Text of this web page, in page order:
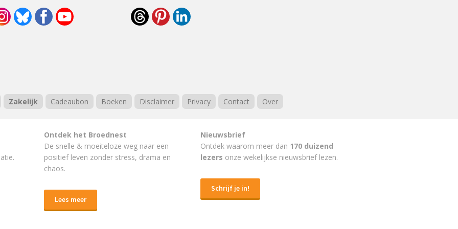
Zakelijk Cadeaubon Boeken Disclaimer Privacy Contact Over
Ontdek het Broednest
De snelle & moeiteloze weg naar een
positief leven zonder stress, drama en
chaos.
Lees meer
Nieuwsbrief
Ontdek waarom meer dan 170 duizend
lezers onze wekelijkse nieuwsbrief lezen.
Schrijf je in!